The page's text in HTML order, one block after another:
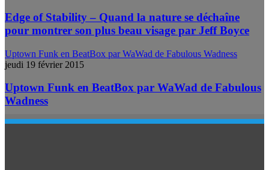
Edge of Stability – Quand la nature se déchaîne
pour montrer son plus beau visage par Jeff Boyce
Uptown Funk en BeatBox par WaWad de Fabulous Wadness
jeudi 19 février 2015
Uptown Funk en BeatBox par WaWad de Fabulous
Wadness